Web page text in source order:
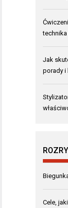
Jak
porady i
Cele,